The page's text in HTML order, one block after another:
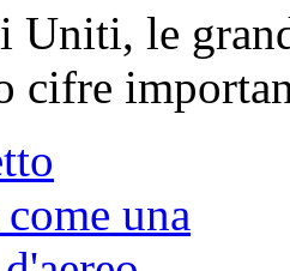
Uniti, le
cifre